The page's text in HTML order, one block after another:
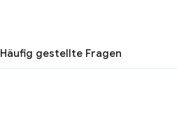
Häufig gestellte Fragen